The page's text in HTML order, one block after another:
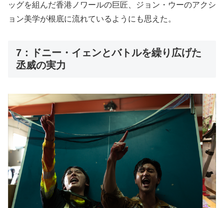
ッグを組んだ香港ノワールの巨匠、ジョン・ウーのアクシ
ョン美学が根底に流れているようにも思えた。
7：ドニー・イェンとバトルを繰り広げた
丞威の実力